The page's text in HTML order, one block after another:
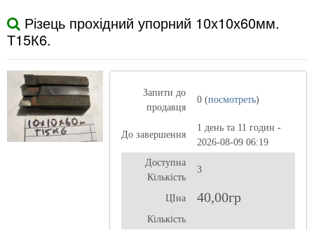
Різець прохідний упорний 10х10х60мм.
Т15К6.
Запити до
продавця
0 (посмотреть)
До завершення
1 день та 11 годин -
2026-08-09 06:19
Доступна
Кількість
3
ЦІна 40,00гр
Кількість